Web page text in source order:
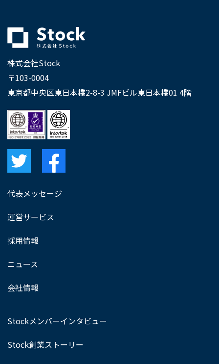
株式会社Stock
〒103-0004
東京都中央区東日本橋2-8-3 JMFビル東日本橋01 4階
代表メッセージ
運営サービス
採用情報
ニュース
会社情報
Stockメンバーインタビュー
Stock創業ストーリー